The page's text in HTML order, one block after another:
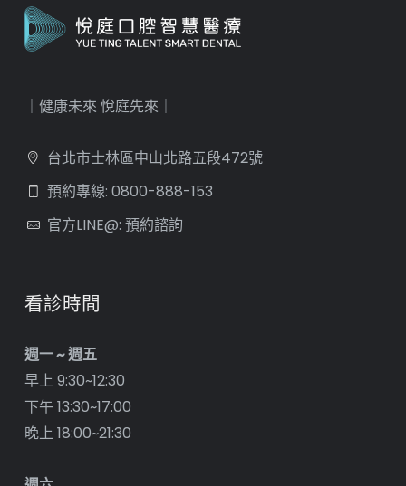
｜健康未來 悅庭先來｜
台北市士林區中山北路五段472號
預約專線: 0800-888-153
官方LINE@: 預約諮詢
看診時間
週一 ~ 週五
早上 9:30~12:30
下午 13:30~17:00
晚上 18:00~21:30